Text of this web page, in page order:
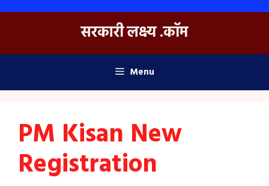
Skip
सरकारी लक्ष्य .कॉम
Menu
PM Kisan New
Registration